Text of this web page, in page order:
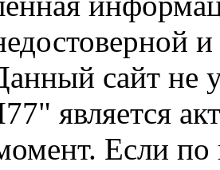
сайт не
является
Если